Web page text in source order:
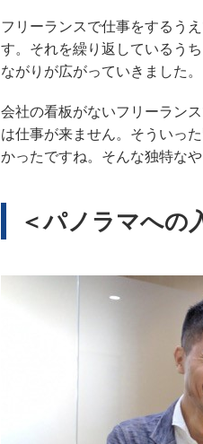
フリーランスで仕事をするう
す。それを繰り返しているう
ながりが広がっていきました。
会社の看板がないフリーラン
は仕事が来ません。そういっ
かったですね。そんな独特な
＜パノラマへの